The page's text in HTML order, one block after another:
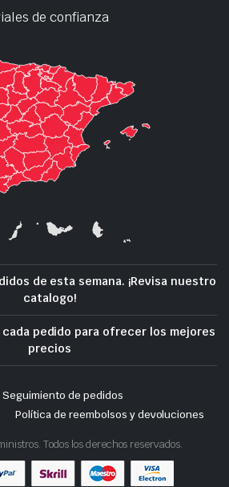
de confianza
de esta semana. ¡Revisa nuestro
catalogo!
pedido para ofrecer los mejores
precios
Seguimiento de pedidos
Política de reembolsos y devoluciones
Todos los derechos reservados.